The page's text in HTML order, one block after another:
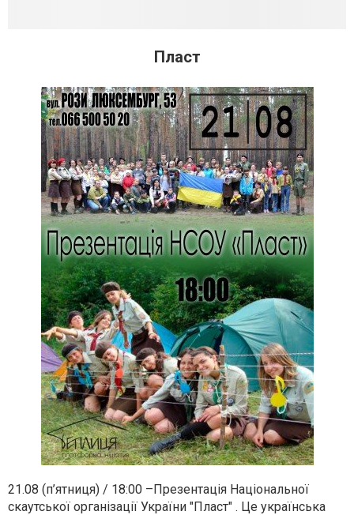
Пласт
21.08 (п’ятниця) / 18:00 –Презентація Національної
скаутської організації України "Пласт" . Це українська